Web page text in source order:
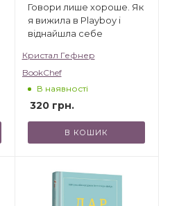
Говори лише хороше. Як
я вижила в Playboy і
віднайшла себе
Кристал Гефнер
BookChef
В наявності
320грн.
В КОШИК